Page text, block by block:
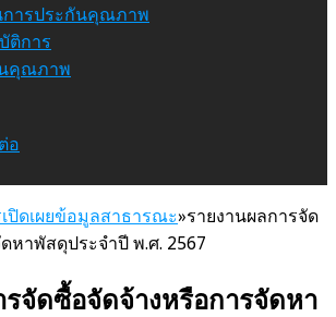
การประกันคุณภาพ
ติการ
นคุณภาพ
อ
ปิดเผยข้อมูลสาธารณะ»รายงานผลการจัด
หาพัสดุประจําปี พ.ศ. 2567
รจัดซื้อจัดจ้างหรือการจัดหา